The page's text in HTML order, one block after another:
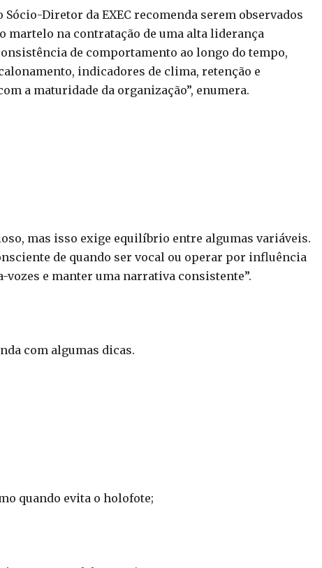
Diretor da EXEC recomenda serem observados
martelo na contratação de uma alta liderança
de comportamento ao longo do tempo,
indicadores de clima, retenção e
a maturidade da organização”, enumera.
mas isso exige equilíbrio entre algumas variáveis.
de quando ser vocal ou operar por influência
vozes e manter uma narrativa consistente”.
com algumas dicas.
quando evita o holofote;